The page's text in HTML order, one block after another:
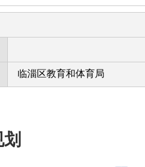
临淄区教育和体育局